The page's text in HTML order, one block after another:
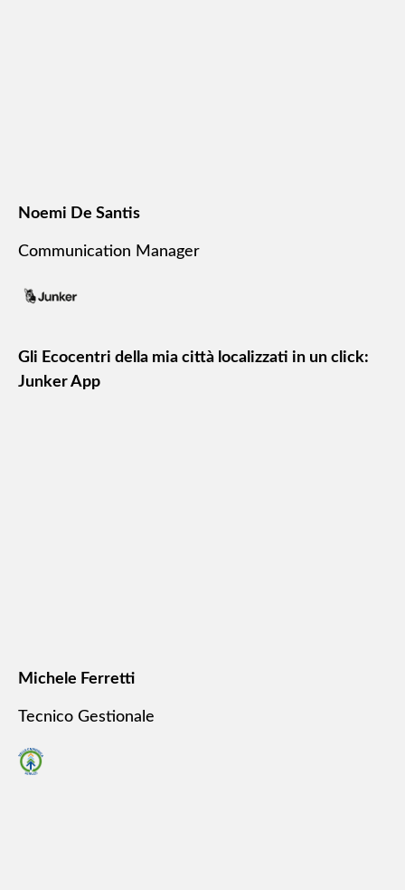
Noemi De Santis
Communication Manager
Gli Ecocentri della mia città localizzati in un click:
Junker App
Michele Ferretti
Tecnico Gestionale